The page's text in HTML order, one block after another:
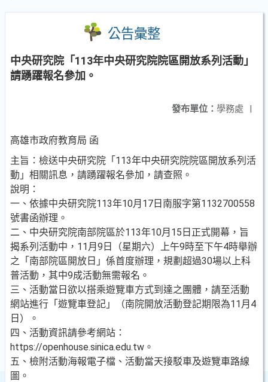
公告彙整
中央研究院「113年中央研究院院區開放系列活動」
請踴躍報名參加。
發布單位： 學務處 |
高雄市政府教育局 函
主旨：檢送中央研究院「113年中央研究院院區開放系列活
動」相關訊息，請踴躍報名參加，請查照。
說明：
一、依據中央研究院113年10月17日南服字第1132700558
號書函辦理。
二、中央研究院南部院區於113年10月15日正式開幕，旨
揭系列活動中，11月9日（星期六）上午9時至下午4時舉辦
之「南部院區開放日」係首度辦理，規劃超過30場以上科
普活動，其中9成活動無需報名。
三、活動當日欲以搭乘遊覽車方式到達之團體，請至活動
網站進行「遊覽車登記」（南院開放活動登記期限為11月4
日）。
四、活動資訊請參考網站：
https://openhouse.sinica.edu.tw。
五、檢附活動海報電子檔、活動當天接駁車及遊覽車路線
圖。